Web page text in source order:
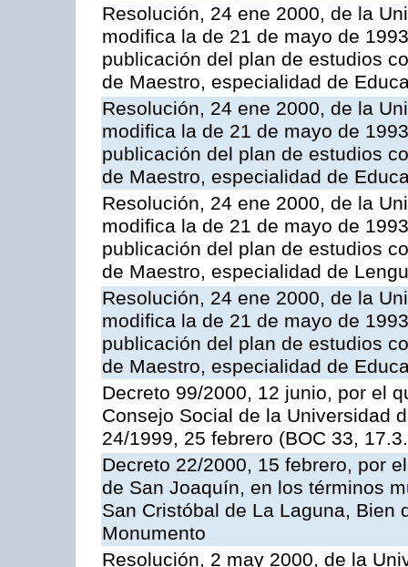
Resolución, 24 ene 2000, de la
modifica la de 21 de mayo de
publicación del plan de estudios
de Maestro, especialidad de
Resolución, 24 ene 2000, de la
modifica la de 21 de mayo de
publicación del plan de estudios
de Maestro, especialidad de
Resolución, 24 ene 2000, de la
modifica la de 21 de mayo de
publicación del plan de estudios
de Maestro, especialidad de
Resolución, 24 ene 2000, de la
modifica la de 21 de mayo de
publicación del plan de estudios
de Maestro, especialidad de
Decreto 99/2000, 12 junio, por el
Consejo Social de la Universidad
24/1999, 25 febrero (BOC 33,
Decreto 22/2000, 15 febrero, por
de San Joaquín, en los términos
San Cristóbal de La Laguna, Bien
Monumento
Resolución, 2 may 2000, de la